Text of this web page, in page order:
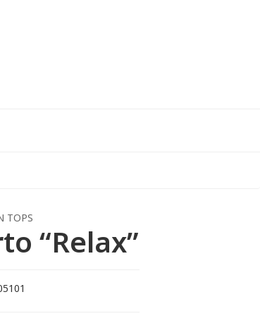
TOPS
“Relax”